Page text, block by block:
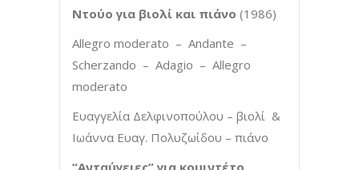
Ντούο για βιολί και πιάνο (1986)
Allegro moderato – Andante –
Scherzando – Adagio – Allegro
moderato
Ευαγγελία Δελφινοπούλου – βιολί &
Ιωάννα Ευαγ. Πολυζωίδου – πιάνο
“Ανταύγειες” για κουιντέτο